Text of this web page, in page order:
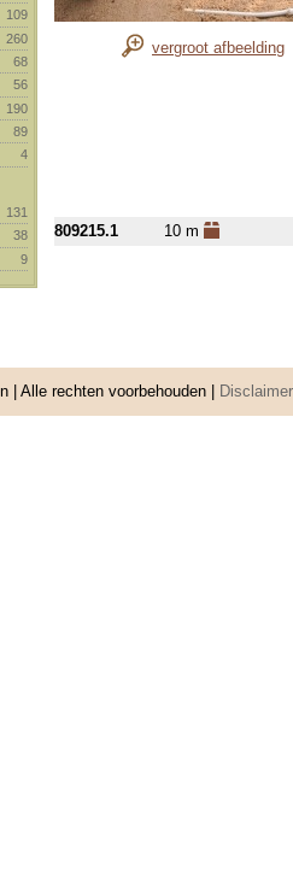
109
260
68
56
190
89
4
131
38
9
vergroot afbeelding
809215.1 10 m
| Alle rechten voorbehouden | Disclaimer